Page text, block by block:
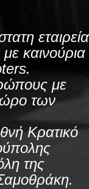
εταιρεία
καινούρια
με
των
Κρατικό
της